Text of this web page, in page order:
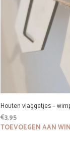
Houten vlaggetjes –
€3,95
TOEVOEGEN AAN